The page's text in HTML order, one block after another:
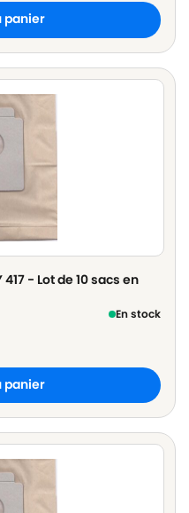
panier
- Lot de 10 sacs en
En stock
panier